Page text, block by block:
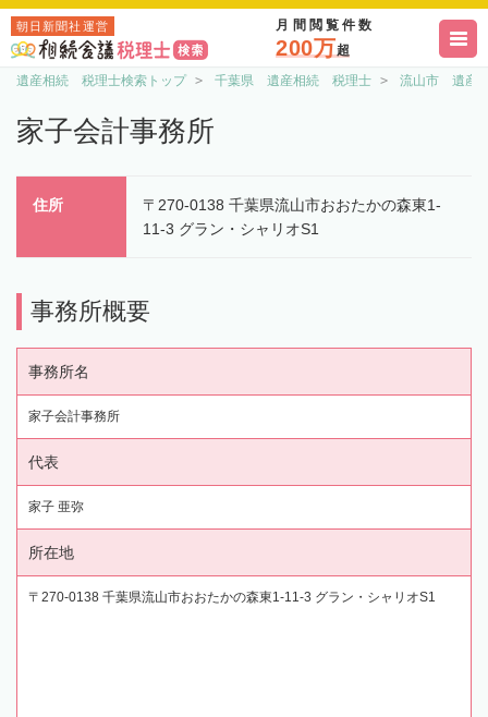
朝日新聞社運営 月間閲覧件数
200万超
遺産相続 税理士検索トップ 千葉県 遺産相続 税理士 流山市 遺産
家子会計事務所
住所
〒270-0138 千葉県流山市おおたかの森東1-
11-3 グラン・シャリオS1
事務所概要
事務所名
家子会計事務所
代表
家子 亜弥
所在地
〒270-0138 千葉県流山市おおたかの森東1-11-3 グラン・シャリオS1